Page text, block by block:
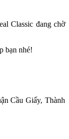
Classic đang chờ
bạn nhé!
Cầu Giấy, Thành